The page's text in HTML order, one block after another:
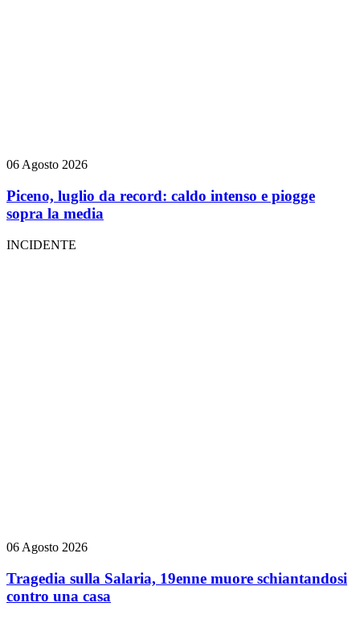
06 Agosto 2026
Piceno, luglio da record: caldo intenso e piogge
sopra la media
INCIDENTE
06 Agosto 2026
Tragedia sulla Salaria, 19enne muore schiantandosi
contro una casa